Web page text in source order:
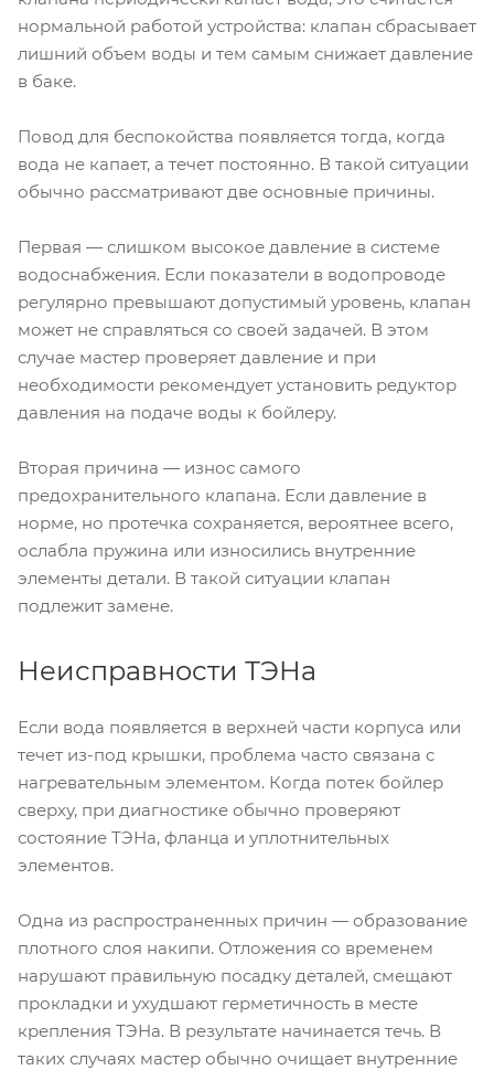
нормальной работой устройства: клапан сбрасывает
лишний объем воды и тем самым снижает давление
в баке.
Повод для беспокойства появляется тогда, когда
вода не капает, а течет постоянно. В такой ситуации
обычно рассматривают две основные причины.
Первая — слишком высокое давление в системе
водоснабжения. Если показатели в водопроводе
регулярно превышают допустимый уровень, клапан
может не справляться со своей задачей. В этом
случае мастер проверяет давление и при
необходимости рекомендует установить редуктор
давления на подаче воды к бойлеру.
Вторая причина — износ самого
предохранительного клапана. Если давление в
норме, но протечка сохраняется, вероятнее всего,
ослабла пружина или износились внутренние
элементы детали. В такой ситуации клапан
подлежит замене.
Неисправности ТЭНа
Если вода появляется в верхней части корпуса или
течет из-под крышки, проблема часто связана с
нагревательным элементом. Когда потек бойлер
сверху, при диагностике обычно проверяют
состояние ТЭНа, фланца и уплотнительных
элементов.
Одна из распространенных причин — образование
плотного слоя накипи. Отложения со временем
нарушают правильную посадку деталей, смещают
прокладки и ухудшают герметичность в месте
крепления ТЭНа. В результате начинается течь. В
таких случаях мастер обычно очищает внутренние